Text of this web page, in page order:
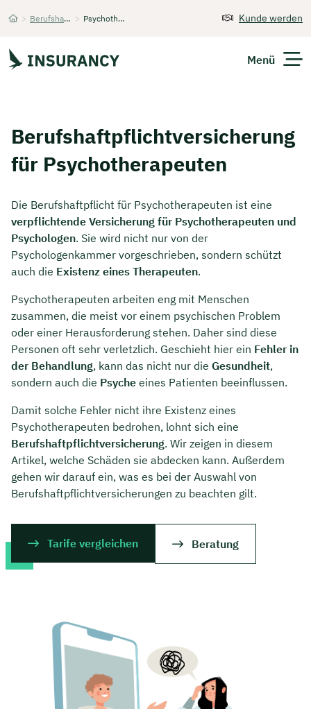
> Berufshaftpflichtversicherung > Psychotherapeuten Kunde werden
Menü
Unternehmen
Expats
Über Uns
Kontakt
Berufs­haftpflicht­versicherung
für Psychotherapeuten
Die Berufshaftpflicht für Psychotherapeuten ist eine
verpflichtende Versicherung für Psychotherapeuten und
Psychologen. Sie wird nicht nur von der
Psychologenkammer vorgeschrieben, sondern schützt
auch die Existenz eines Therapeuten.
Psychotherapeuten arbeiten eng mit Menschen
zusammen, die meist vor einem psychischen Problem
oder einer Herausforderung stehen. Daher sind diese
Personen oft sehr verletzlich. Geschieht hier ein Fehler in
der Behandlung, kann das nicht nur die Gesundheit,
sondern auch die Psyche eines Patienten beeinflussen.
Damit solche Fehler nicht ihre Existenz eines
Psychotherapeuten bedrohen, lohnt sich eine
Berufshaftpflichtversicherung. Wir zeigen in diesem
Artikel, welche Schäden sie abdecken kann. Außerdem
gehen wir darauf ein, was es bei der Auswahl von
Berufshaftpflichtversicherungen zu beachten gilt.
Tarife vergleichen Beratung